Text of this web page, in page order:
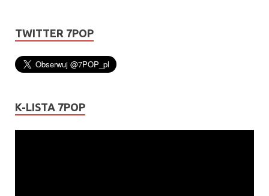
TWITTER 7POP
K-LISTA 7POP